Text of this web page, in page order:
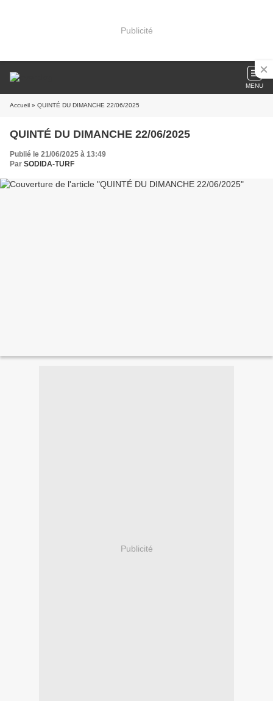
Publicité
MENU
Accueil » QUINTÉ DU DIMANCHE 22/06/2025
QUINTÉ DU DIMANCHE 22/06/2025
Publié le 21/06/2025 à 13:49
Par SODIDA-TURF
Publicité